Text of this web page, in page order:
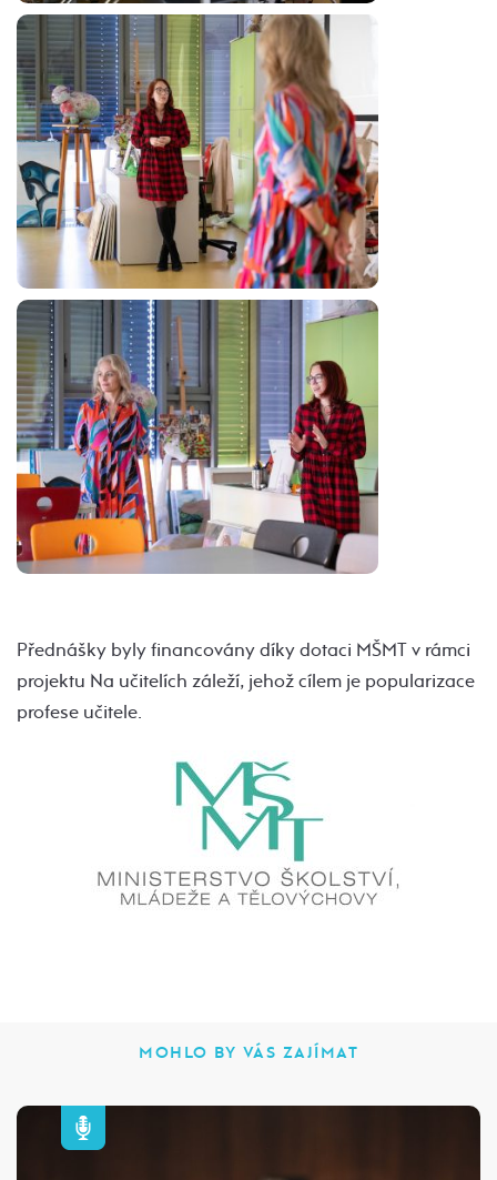
Přednášky byly financovány díky dotaci MŠMT v rámci
projektu Na učitelích záleží, jehož cílem je popularizace
profese učitele.
MOHLO BY VÁS ZAJÍMAT